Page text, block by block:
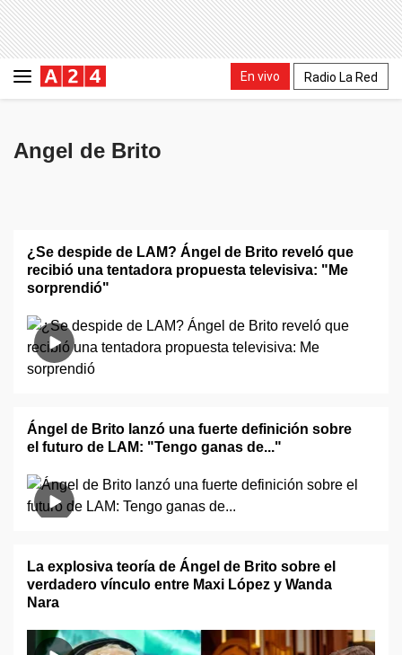
En vivo Radio La Red
Angel de Brito
¿Se despide de LAM? Ángel de Brito reveló que
recibió una tentadora propuesta televisiva: "Me
sorprendió"
Ángel de Brito lanzó una fuerte definición sobre
el futuro de LAM: "Tengo ganas de..."
La explosiva teoría de Ángel de Brito sobre el
verdadero vínculo entre Maxi López y Wanda
Nara